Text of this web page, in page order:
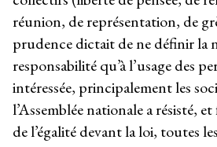
réunion, de représentation, de
prudence dictait de ne définir la
responsabilité qu’à l’usage des
intéressée, principalement les
l’Assemblée nationale a résisté,
de l’égalité devant la loi, toutes